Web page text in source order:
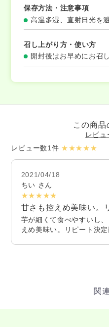
保存方法・注意事項
高温多湿、直射日光を
召し上がり方・使い方
開封後はお早めにお召
この商品
レビュ
レビュー数1件 ★★★★★
2021/04/18
ちい さん
★★★★★
甘さも控えめ美味い。
芋が細くて食べやすいし
えめ美味い。リピート決定